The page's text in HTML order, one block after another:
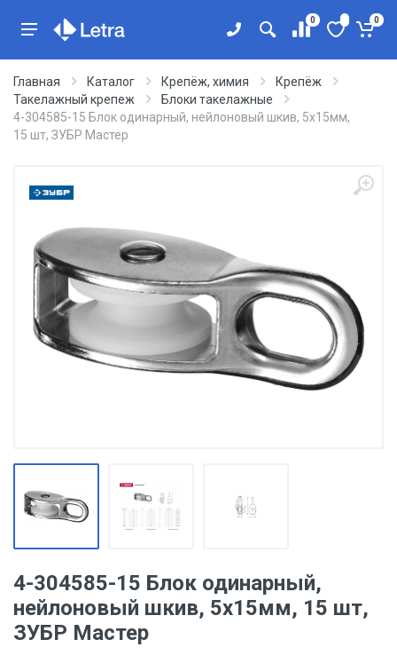
0 0
Главная Каталог Крепёж, химия
Крепёж
Такелажный крепеж
Блоки такелажные
4-304585-15 Блок одинарный, нейлоновый шкив, 5x15мм,
15 шт, ЗУБР Мастер
4-304585-15 Блок одинарный,
нейлоновый шкив, 5x15мм, 15 шт,
ЗУБР Мастер